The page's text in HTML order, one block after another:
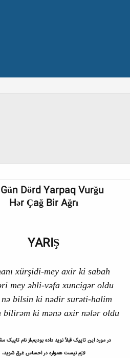
Dörd Yarpaq Vurğu
Hər Çağ Bir Ağrı
YARIŞ
xürşidi-mey axir ki sabah
mey əhli-vəfa xuncigər oldu
bilsin ki nədir surəti-halim
bilirəm ki mənə axir nələr oldu
در مورد این تاپیک قبلاً نوید داده بودیم،از نام
لازم نیست همواره در احساس غرق شوید،